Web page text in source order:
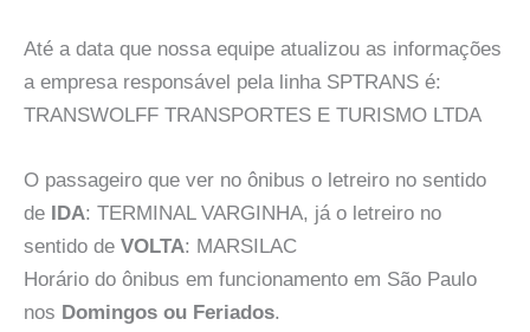
Até a data que nossa equipe atualizou as informações
a empresa responsável pela linha SPTRANS é:
TRANSWOLFF TRANSPORTES E TURISMO LTDA
O passageiro que ver no ônibus o letreiro no sentido
de
IDA: TERMINAL VARGINHA, já o letreiro no
sentido de VOLTA: MARSILAC
Horário do ônibus em funcionamento em São Paulo
nos Domingos ou Feriados.